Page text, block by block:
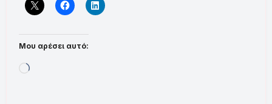
Μου αρέσει αυτό:
Loading…